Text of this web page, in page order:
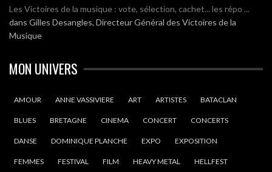
Les Victoires de la musique : vote, sélection, cachet... les répo ...
dans Gilles Desangles, Directeur Général des Victoires de la
Musique
MON UNIVERS
AMOUR ANNE VASSIVIERE ART ARTISTES BATACLAN
BLUES BRETAGNE CINEMA CONCERT CONCERTS
DANSE DOMINIQUE PLANCHE EXPO EXPOSITION
FEMMES FESTIVAL FILM HEAVY METAL HELLFEST